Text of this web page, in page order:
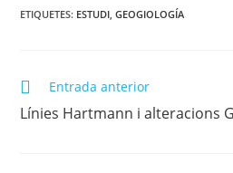
ETIQUETES: ESTUDI GEOGIOLOGÍA
Llegeix
més
articles
Entrada anterior
Línies Hartmann i alteracions